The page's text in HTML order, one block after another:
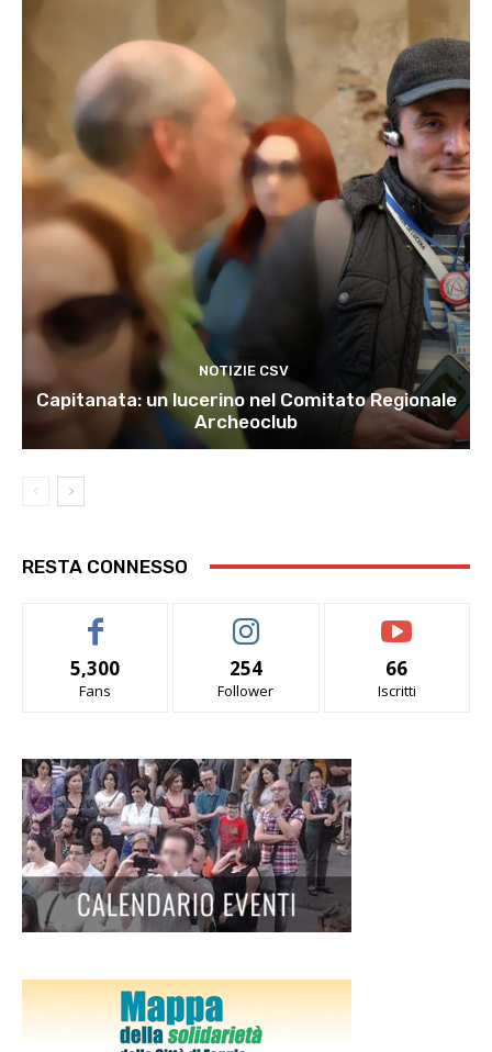
NOTIZIE CSV
Capitanata: un lucerino nel Comitato Regionale
Archeoclub
RESTA CONNESSO
5,300
Fans
254
Follower
66
Iscritti